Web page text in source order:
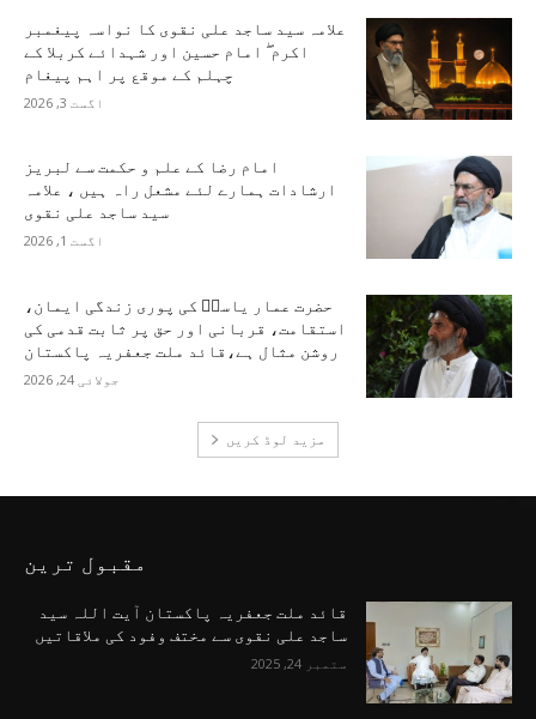
علامہ سید ساجد علی نقوی کا نواسہ پیغمبر
اکرم ۖ امام حسین اور شہدائے کربلا کے
چہلم کے موقع پر اہم پیغام
اگست 3, 2026
امام رضا کے علم و حکمت سے لبریز
ارشادات ہمارے لئے مشعل راہ ہیں ، علامہ
سید ساجد علی نقوی
اگست 1, 2026
حضرت عمار یاسرؑ کی پوری زندگی ایمان،
استقامت، قربانی اور حق پر ثابت قدمی کی
روشن مثال ہے،قائد ملت جعفریہ پاکستان
جولائی 24, 2026
مزید لوڈ کریں
مقبول ترین
قائد ملت جعفریہ پاکستان آیت اللہ سید
ساجد علی نقوی سے مختف وفود کی ملاقاتیں
ستمبر 24, 2025